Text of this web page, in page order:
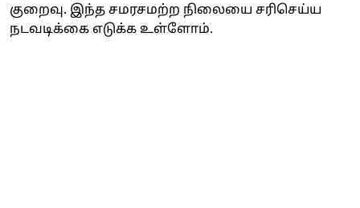
குறைவு. இந்த சமரசமற்ற நிலையை சரிசெய்ய
நடவடிக்கை எடுக்க உள்ளோம்.